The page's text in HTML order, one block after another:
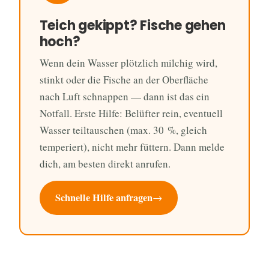
Teich gekippt? Fische gehen
hoch?
Wenn dein Wasser plötzlich milchig wird,
stinkt oder die Fische an der Oberfläche
nach Luft schnappen — dann ist das ein
Notfall. Erste Hilfe: Belüfter rein, eventuell
Wasser teiltauschen (max. 30 %, gleich
temperiert), nicht mehr füttern. Dann melde
dich, am besten direkt anrufen.
Schnelle Hilfe anfragen